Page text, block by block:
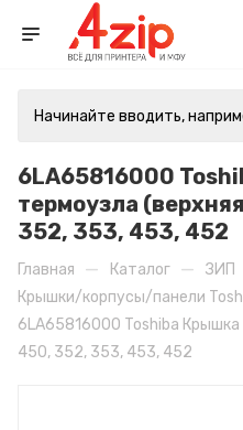
6LA65816000
термоузла
352, 353, 453, 452
Главная — Каталог — ЗИП
Крышки/корпусы/панели
6LA65816000 Toshiba
450, 352, 353, 453, 452